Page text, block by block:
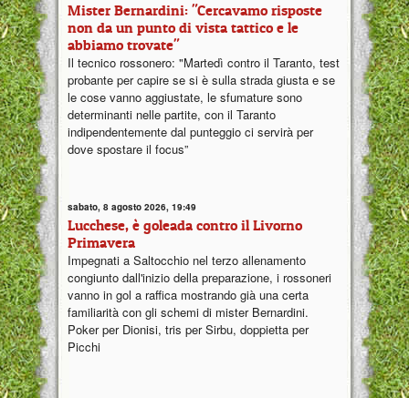
Mister Bernardini: "Cercavamo risposte
non da un punto di vista tattico e le
abbiamo trovate"
Il tecnico rossonero: "Martedì contro il Taranto, test
probante per capire se si è sulla strada giusta e se
le cose vanno aggiustate, le sfumature sono
determinanti nelle partite, con il Taranto
indipendentemente dal punteggio ci servirà per
dove spostare il focus”
sabato, 8 agosto 2026, 19:49
Lucchese, è goleada contro il Livorno
Primavera
Impegnati a Saltocchio nel terzo allenamento
congiunto dall'inizio della preparazione, i rossoneri
vanno in gol a raffica mostrando già una certa
familiarità con gli schemi di mister Bernardini.
Poker per Dionisi, tris per Sirbu, doppietta per
Picchi